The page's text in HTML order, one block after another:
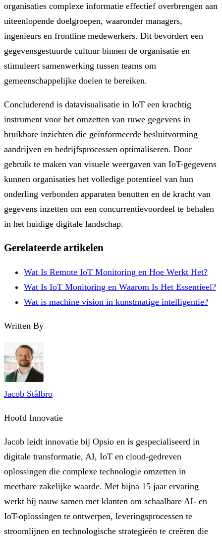
organisaties complexe informatie effectief overbrengen aan
uiteenlopende doelgroepen, waaronder managers,
ingenieurs en frontline medewerkers. Dit bevordert een
gegevensgestuurde cultuur binnen de organisatie en
stimuleert samenwerking tussen teams om
gemeenschappelijke doelen te bereiken.
Concluderend is datavisualisatie in IoT een krachtig
instrument voor het omzetten van ruwe gegevens in
bruikbare inzichten die geïnformeerde besluitvorming
aandrijven en bedrijfsprocessen optimaliseren. Door
gebruik te maken van visuele weergaven van IoT-gegevens
kunnen organisaties het volledige potentieel van hun
onderling verbonden apparaten benutten en de kracht van
gegevens inzetten om een concurrentievoordeel te behalen
in het huidige digitale landschap.
Gerelateerde artikelen
Wat Is Remote IoT Monitoring en Hoe Werkt Het?
Wat Is IoT Monitoring en Waarom Is Het Essentieel?
Wat is machine vision in kunstmatige intelligentie?
Written By
Jacob Stålbro
Hoofd Innovatie
Jacob leidt innovatie bij Opsio en is gespecialiseerd in
digitale transformatie, AI, IoT en cloud-gedreven
oplossingen die complexe technologie omzetten in
meetbare zakelijke waarde. Met bijna 15 jaar ervaring
werkt hij nauw samen met klanten om schaalbare AI- en
IoT-oplossingen te ontwerpen, leveringsprocessen te
stroomlijnen en technologische strategieën te creëren die